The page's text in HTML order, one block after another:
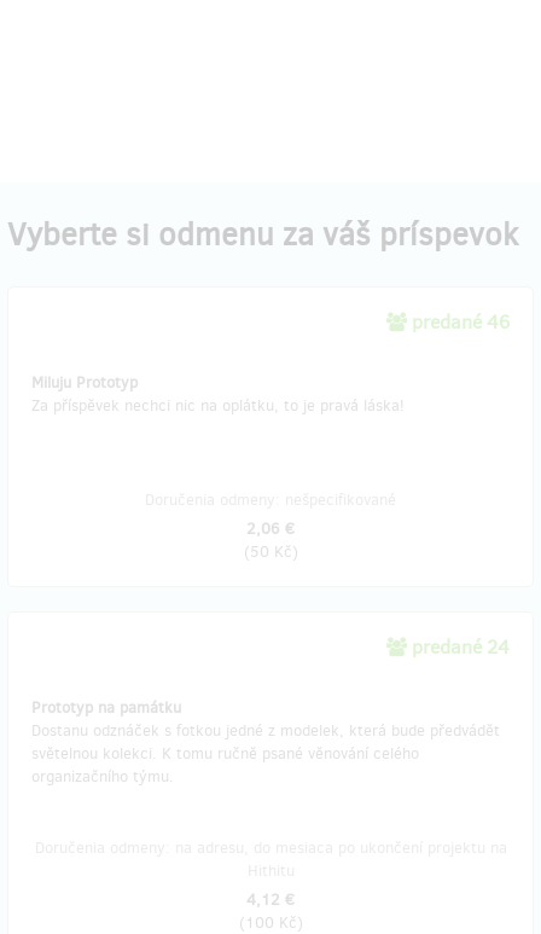
Vyberte si odmenu za váš príspevok
predané 46
Miluju Prototyp
Za příspěvek nechci nic na oplátku, to je pravá láska!
2,06 €
(50 Kč)
predané 24
Prototyp na památku
Dostanu odznáček s fotkou jedné z modelek, která bude předvádět
světelnou kolekci. K tomu ručně psané věnování celého
organizačního týmu.
4,12 €
(100 Kč)